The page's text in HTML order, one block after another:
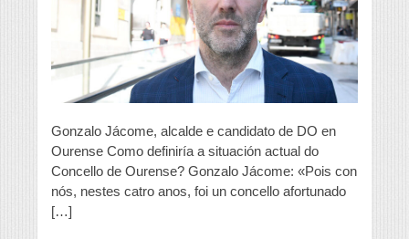
actuacións
de
mobilidade
vertical»
Gonzalo Jácome, alcalde e candidato de DO en
Ourense Como definiría a situación actual do
Concello de Ourense? Gonzalo Jácome: «Pois con
nós, nestes catro anos, foi un concello afortunado
[…]